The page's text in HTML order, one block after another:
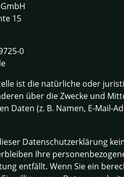
15
0
ist die natürliche oder
über die Zwecke und
Daten (z. B. Namen, E-Mail-
Datenschutzerklärung
Ihre
entfällt. Wenn Sie ein